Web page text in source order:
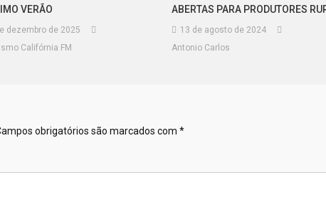
VERÃO
dezembro de 2025
Califórnia FM
ABERTAS PARA PRODUTORES
13 de agosto de 2024
Antonio Carlos
obrigatórios são marcados com *